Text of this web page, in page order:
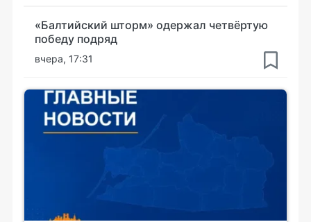
«Балтийский шторм» одержал четвёртую
победу подряд
вчера, 17:31